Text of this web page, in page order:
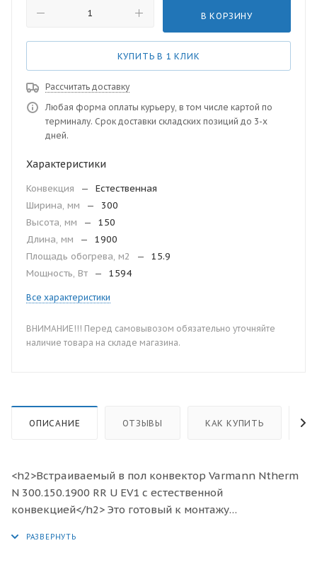
В КОРЗИНУ
КУПИТЬ В 1 КЛИК
Рассчитать доставку
Любая форма оплаты курьеру, в том числе картой по
терминалу. Срок доставки складских позиций до 3-х
дней.
Характеристики
Конвекция —
Естественная
Ширина, мм
—
300
Высота, мм
—
150
Длина, мм
—
1900
Площадь обогрева, м2
—
15.9
Мощность, Вт
— 1594
Все характеристики
ВНИМАНИЕ!!! Перед самовывозом обязательно уточняйте
наличие товара на складе магазина.
ОПИСАНИЕ ОТЗЫВЫ КАК КУПИТЬ
<h2>Встраиваемый в пол конвектор Varmann Ntherm
N 300.150.1900 RR U EV1 с естественной
конвекцией</h2> Это готовый к монтажу
изоляции от холодного воздуха больших, доходящих